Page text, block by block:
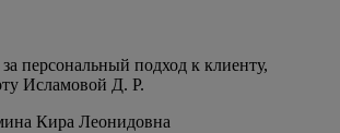
персональный подход к клиенту,
Исламовой Д. Р.
Кира Леонидовна